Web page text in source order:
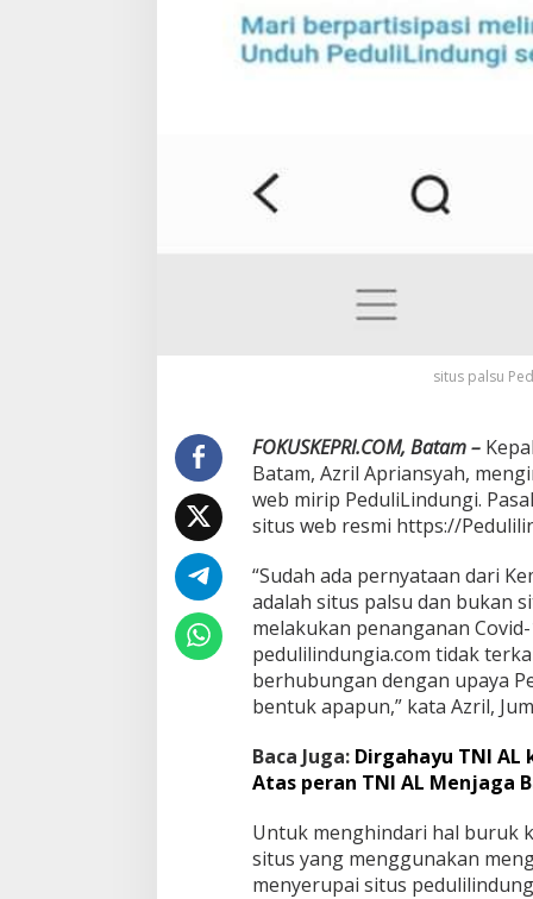
situs palsu
FOKUSKEPRI.COM, Batam –
Batam, Azril Apriansyah,
web mirip PeduliLindungi.
situs web resmi https://
“Sudah ada pernyataan dari
adalah situs palsu dan bukan
melakukan penanganan
pedulilindungia.com tidak
berhubungan dengan upaya
bentuk apapun,” kata Azril,
Baca Juga: Dirgahayu TNI AL
Atas peran TNI AL Menjaga
Untuk menghindari hal buruk
situs yang menggunakan
menyerupai situs